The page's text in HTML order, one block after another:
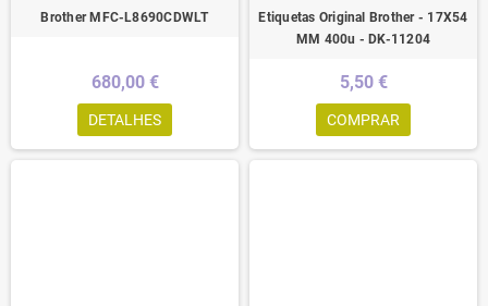
Brother MFC-L8690CDWLT
680,00 €
DETALHES
Etiquetas Original Brother - 17X54
MM 400u - DK-11204
5,50 €
COMPRAR